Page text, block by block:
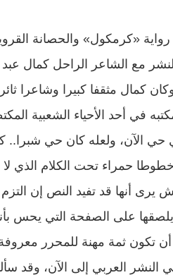
رواية «كرمكول» والحصانة
مع الشاعر الراحل كمال
كمال مثقفا كبيرا وشاعرا
في أحد الأحياء الشعبية
حي الآن، ولعله كان حي شبرا..
حمراء تحت الكلام الذي لا
أنها قد تفيد النص إن التزم
يلصقها على الصفحة التي يحس
تكون ثمة مهنة للمحرر
النشر العربي إلى الآن، وقد